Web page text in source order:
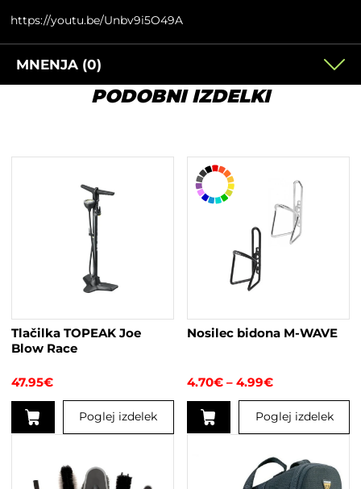
https://youtu.be/Unbv9i5O49A
MNENJA (0)
PODOBNI IZDELKI
Tlačilka TOPEAK Joe
Blow Race
47.95€
Poglej izdelek
Nosilec bidona M-WAVE
4.70€ – 4.99€Cenovni
od
4.70€
Poglej izdelek